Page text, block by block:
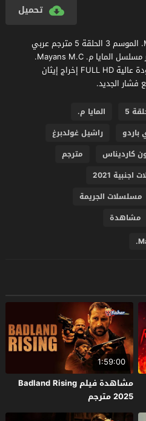
تحميل
مشاهدة مسلسل Mayans M.C. الموسم 3 الحلقة 5 مترجم عربي
اون لاين مشاهدة وتحميل مباشر مسلسل المايا م. Mayans M.C.
الموسم الثالث حلقة 5 كاملة بجودة عالية FULL HD إخراج إيثان
الجديد.
5
المايا م.
راشيل غولدبرغ
كارديناس
مترجم
2021
مسلسلات الجريمة
مشاهدة
1:59:00
مشاهدة فيلم Badland Rising
2025 مترجم